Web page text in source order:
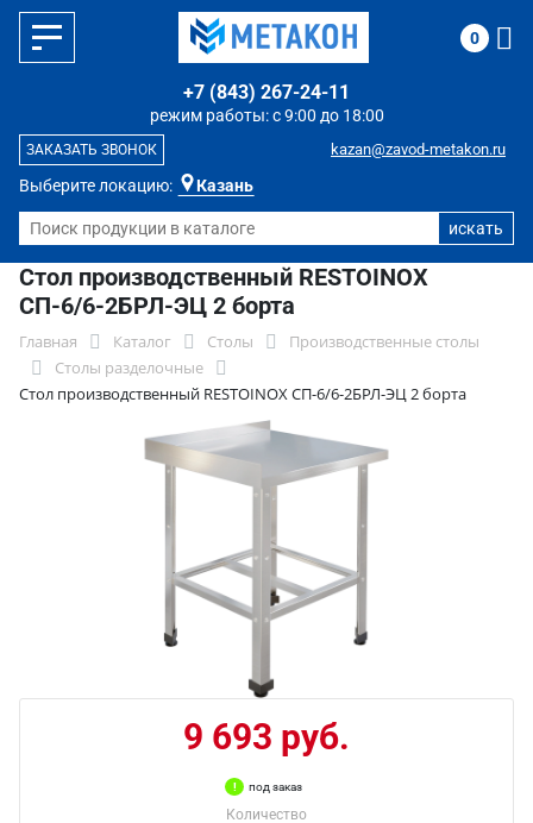
Выберите локацию: Казань
режим работы: с 9:00 до 18:00
+7 (843) 267-24-11
kazan@zavod-metakon.ru
ЗАКАЗАТЬ ЗВОНОК
0
Стол производственный RESTOINOX
СП-6/6-2БРЛ-ЭЦ 2 борта
Главная Каталог Столы
Производственные столы
Столы разделочные
Стол производственный RESTOINOX СП-6/6-2БРЛ-ЭЦ 2 борта
9 693 руб.
под заказ
Количество